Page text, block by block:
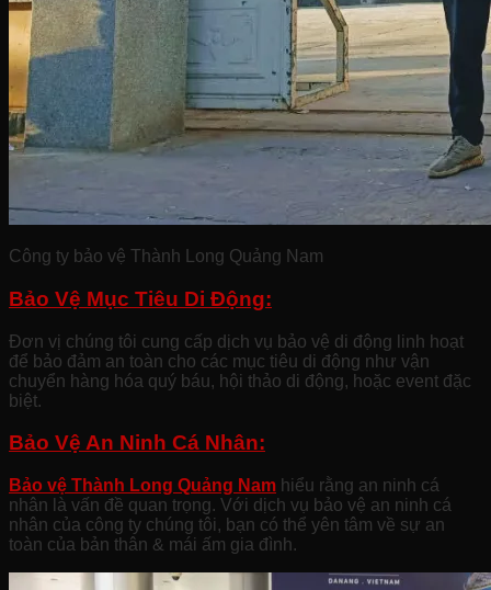
Công ty bảo vệ Thành Long Quảng Nam
Bảo Vệ Mục Tiêu Di Động:
Đơn vị chúng tôi cung cấp dịch vụ bảo vệ di động linh hoạt
để bảo đảm an toàn cho các mục tiêu di động như vận
chuyển hàng hóa quý báu, hội thảo di động, hoặc event đặc
biệt.
Bảo Vệ An Ninh Cá Nhân:
Bảo vệ Thành Long Quảng Nam hiểu rằng an ninh cá
nhân là vấn đề quan trọng. Với dịch vụ bảo vệ an ninh cá
nhân của công ty chúng tôi, bạn có thể yên tâm về sự an
toàn của bản thân & mái ấm gia đình.